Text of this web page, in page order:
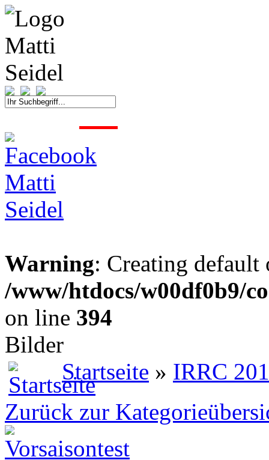
Warning: Creating
/www/htdocs/w00df0b9/
on line 394
Bilder
Startseite » IRRC
Zurück zur